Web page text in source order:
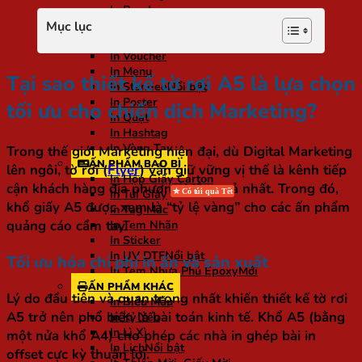
In Brochure
In Voucher
In Menu
In Standee
In Poster
In Quạt
In Hashtag
In Vòng Tay
ẤN PHẨM BAO BÌ
In Hộp Giấy Carton
In Túi Giấy
In Tag Mác
In Tem Nhãn
In Sticker
In UV DTF
In Tem Nhựa Phủ Epoxy
ẤN PHẨM KHÁC
In Biểu Mẫu
In Kỷ Yếu
In Lì Xì
In Lịch
Mục lục
Tại sao thiết kế tờ rơi A5 là lựa chọn
tối ưu cho chiến dịch Marketing?
Trong thế giới Marketing hiện đại, dù Digital Marketing
lên ngôi, tờ rơi (Flyer) vẫn giữ vững vị thế là kênh tiếp
cận khách hàng địa phương hiệu quả nhất. Trong đó,
khổ giấy A5 được xem là “tỷ lệ vàng” cho các ấn phẩm
quảng cáo cầm tay.
Tối ưu hóa chi phí in ấn và sản xuất
Lý do đầu tiên và quan trọng nhất khiến thiết kế tờ rơi
A5 trở nên phổ biến là bài toán kinh tế. Khổ A5 (bằng
một nửa khổ A4) cho phép các nhà in ghép bài in
offset cực kỳ thuận lợi.